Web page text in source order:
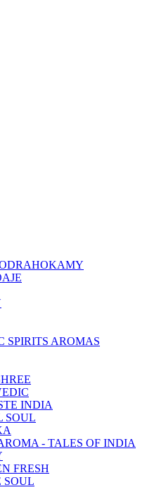
SPIRITS AROMAS
INDIA
SOUL
- TALES OF INDIA
FRESH
SOUL